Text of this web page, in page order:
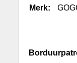
Merk: